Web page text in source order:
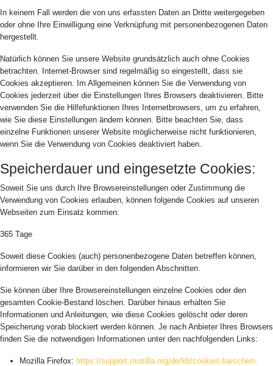
In keinem Fall werden die von uns erfassten Daten an Dritte weitergegeben
oder ohne Ihre Einwilligung eine Verknüpfung mit personenbezogenen Daten
hergestellt.
Natürlich können Sie unsere Website grundsätzlich auch ohne Cookies
betrachten. Internet-Browser sind regelmäßig so eingestellt, dass sie
Cookies akzeptieren. Im Allgemeinen können Sie die Verwendung von
Cookies jederzeit über die Einstellungen Ihres Browsers deaktivieren. Bitte
verwenden Sie die Hilfefunktionen Ihres Internetbrowsers, um zu erfahren,
wie Sie diese Einstellungen ändern können. Bitte beachten Sie, dass
einzelne Funktionen unserer Website möglicherweise nicht funktionieren,
wenn Sie die Verwendung von Cookies deaktiviert haben.
Speicherdauer und eingesetzte Cookies:
Soweit Sie uns durch Ihre Browsereinstellungen oder Zustimmung die
Verwendung von Cookies erlauben, können folgende Cookies auf unseren
Webseiten zum Einsatz kommen:
365 Tage
Soweit diese Cookies (auch) personenbezogene Daten betreffen können,
informieren wir Sie darüber in den folgenden Abschnitten.
Sie können über Ihre Browsereinstellungen einzelne Cookies oder den
gesamten Cookie-Bestand löschen. Darüber hinaus erhalten Sie
Informationen und Anleitungen, wie diese Cookies gelöscht oder deren
Speicherung vorab blockiert werden können. Je nach Anbieter Ihres Browsers
finden Sie die notwendigen Informationen unter den nachfolgenden Links:
Mozilla Firefox: https://support.mozilla.org/de/kb/cookies-loeschen-